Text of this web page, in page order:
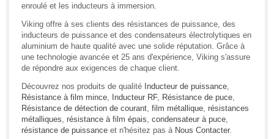
enroulé et les inducteurs à immersion.
Viking offre à ses clients des résistances de puissance, des
inducteurs de puissance et des condensateurs électrolytiques en
aluminium de haute qualité avec une solide réputation. Grâce à
une technologie avancée et 25 ans d'expérience, Viking s'assure
de répondre aux exigences de chaque client.
Découvrez nos produits de qualité Inducteur de puissance
Résistance à film mince
Inducteur RF, Résistance de puce
Résistance de détection de courant film métallique résistances
métalliques résistance à film épais condensateur à puce
résistance de puissance et n'hésitez pas à Nous Contacter.